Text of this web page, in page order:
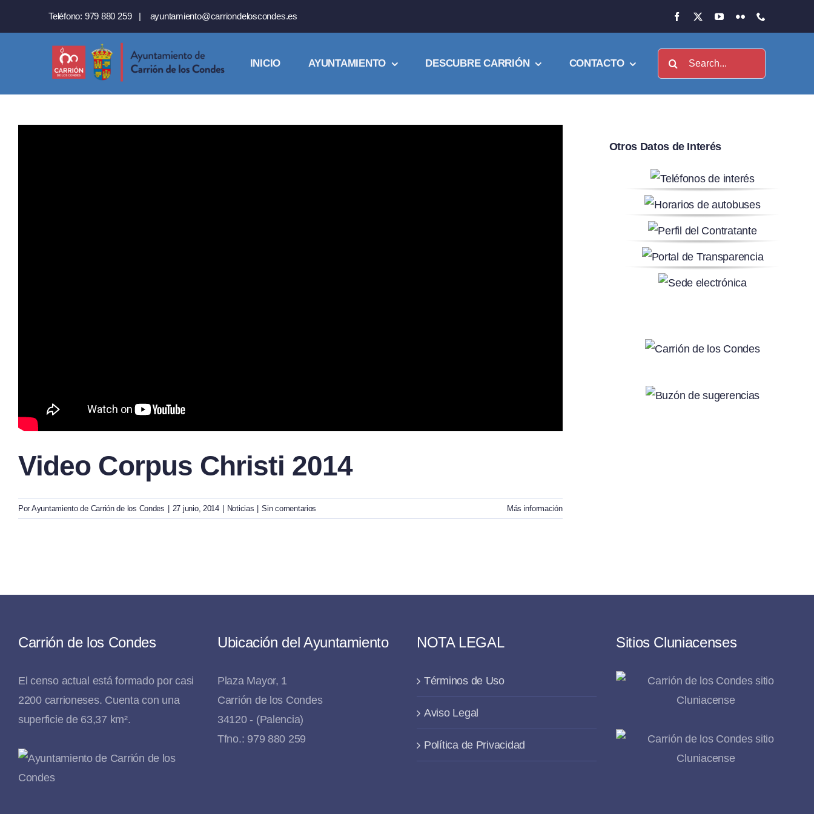
Teléfono: 979 880 259 | ayuntamiento@carriondeloscondes.es
INICIO AYUNTAMIENTO DESCUBRE CARRIÓN CONTACTO Buscar:
Video Corpus Christi 2014
Por Ayuntamiento de Carrión de los Condes 27 junio, 2014 Noticias Sin comentarios Más información
Otros Datos de Interés
Carrión de los Condes
El censo actual está formado por casi
2200 carrioneses. Cuenta con una
superficie de 63,37 km².
Ubicación del Ayuntamiento
Plaza Mayor, 1
Carrión de los Condes
34120 - (Palencia)
Tfno.: 979 880 259
NOTA LEGAL
Términos de Uso
Aviso Legal
Política de Privacidad
Sitios Cluniacenses